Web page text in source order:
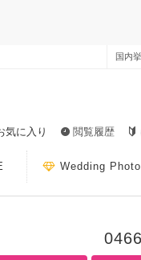
国内
気に入り 閲覧履歴
Wedding